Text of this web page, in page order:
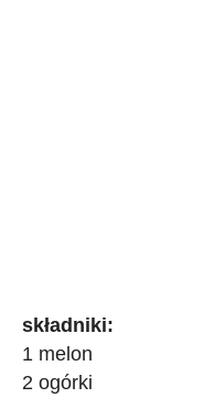
składniki:
1 melon
2 ogórki